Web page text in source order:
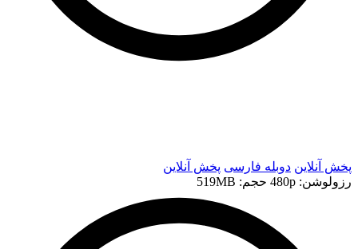
پخش آنلاین دوبله فارسی پخش آنلاین
رزولوشن: 480p
حجم: 519MB